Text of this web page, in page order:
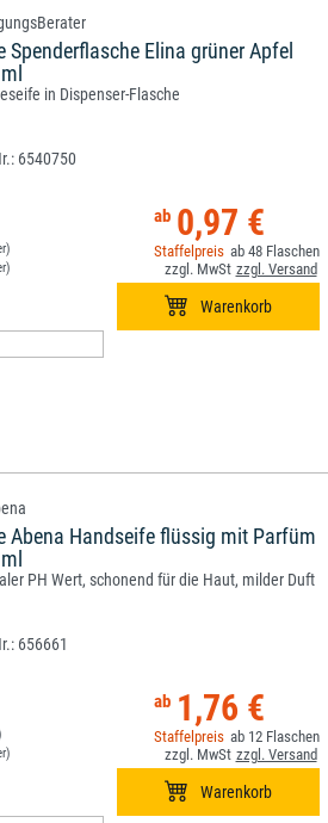
Spenderflasche Elina grüner Apfel
in Dispenser-Flasche
6540750
0,97 €
48
Abena Handseife flüssig mit Parfüm
PH Wert, schonend für die Haut, milder Duft
656661
1,76 €
12